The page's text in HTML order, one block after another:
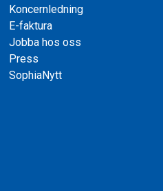
Koncernledning
E-faktura
Jobba hos oss
Press
SophiaNytt